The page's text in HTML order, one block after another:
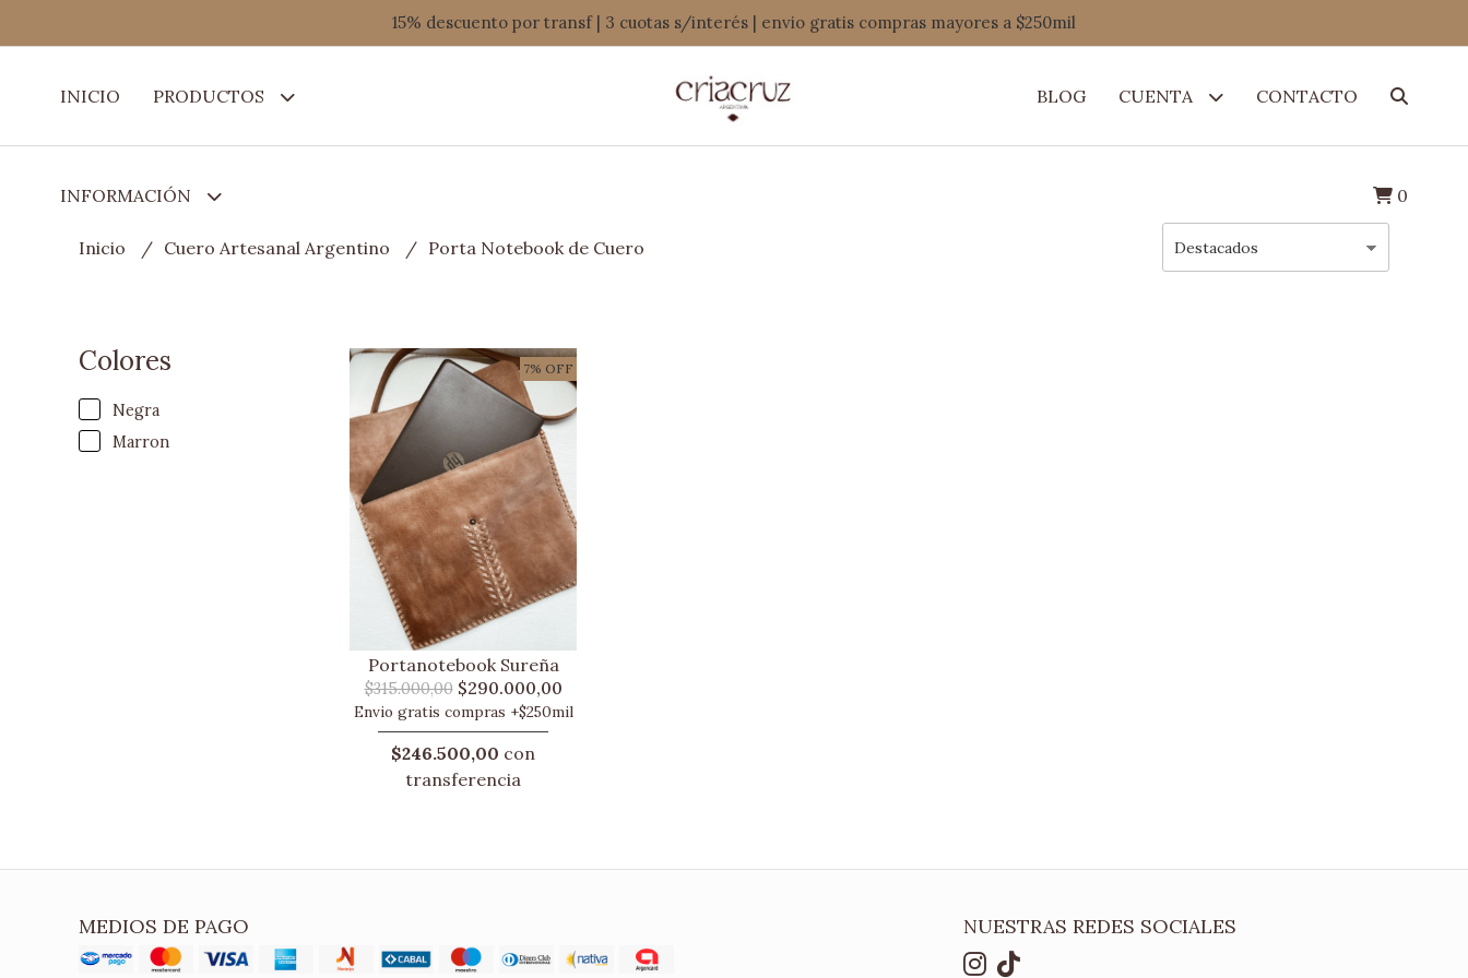
15% descuento por transf | 3 cuotas s/interés | envio gratis compras mayores a $250mil
INICIO PRODUCTOS
INFORMACIÓN
BLOG CUENTA CONTACTO
0
Inicio Cuero Artesanal Argentino Porta Notebook de Cuero
Colores
Negra
Marron
7% OFF
Portanotebook Sureña
$315.000,00$290.000,00
Envio gratis compras +$250mil
$246.500,00 con
transferencia
MEDIOS DE PAGO NUESTRAS REDES SOCIALES